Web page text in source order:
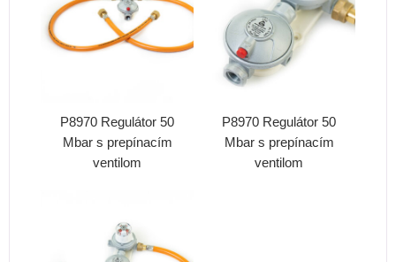
P8970 Regulátor 50
Mbar s prepínacím
ventilom
P8970 Regulátor 50
Mbar s prepínacím
ventilom